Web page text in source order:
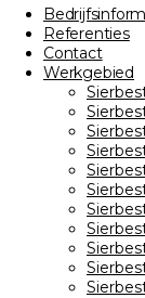
Referenties
Contact
Werkgebied